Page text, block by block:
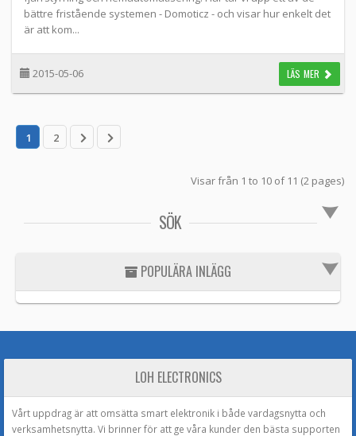
bättre fristående systemen - Domoticz - och visar hur enkelt det
är att kom...
2015-05-06 LÄS MER
1 2
Visar från 1 to 10 of 11 (2 pages)
SÖK
POPULÄRA INLÄGG
LOH ELECTRONICS
Vårt uppdrag är att omsätta smart elektronik i både vardagsnytta och
verksamhetsnytta. Vi brinner för att ge våra kunder den bästa supporten